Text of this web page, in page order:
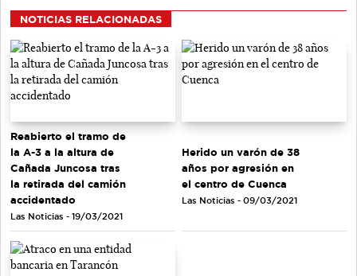
NOTICIAS RELACIONADAS
Reabierto el tramo de
la A-3 a la altura de
Cañada Juncosa tras
la retirada del camión
accidentado
Las Noticias - 19/03/2021
Herido un varón de 38
años por agresión en
el centro de Cuenca
Las Noticias - 09/03/2021